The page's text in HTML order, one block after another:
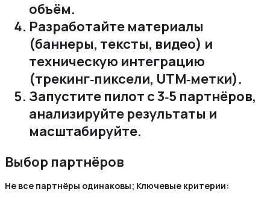
объём.
Разработайте материалы
(баннеры‚ тексты‚ видео) и
техническую интеграцию
(трекинг‑пиксели‚ UTM‑метки).
Запустите пилот с 3‑5 партнёров‚
анализируйте результаты и
масштабируйте.
Выбор партнёров
Не все партнёры одинаковы; Ключевые критерии: